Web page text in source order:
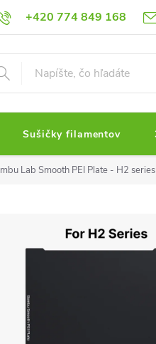
+420 774 849 168
Podmienky ochrany
Sušičky filamentov
Lab Smooth PEI Plate - H2 series